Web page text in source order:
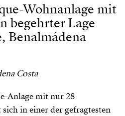
Wohnanlage mit
begehrter Lage
Benalmádena
Costa
Anlage mit nur 28
in einer der gefragtesten